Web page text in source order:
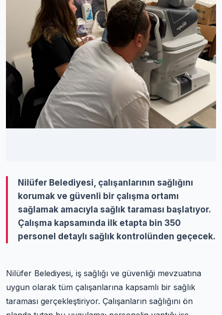
Nilüfer Belediyesi, çalışanlarının sağlığını
korumak ve güvenli bir çalışma ortamı
sağlamak amacıyla sağlık taraması başlatıyor.
Çalışma kapsamında ilk etapta bin 350
personel detaylı sağlık kontrolünden geçecek.
Nilüfer Belediyesi, iş sağlığı ve güvenliği mevzuatına
uygun olarak tüm çalışanlarına kapsamlı bir sağlık
taraması gerçekleştiriyor. Çalışanların sağlığını ön